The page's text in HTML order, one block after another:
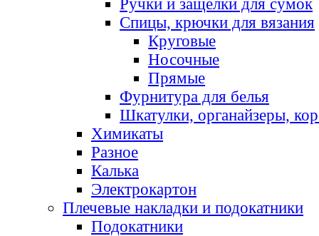
Ручки и защелки для сумок
Спицы, крючки для вязания
Круговые
Носочные
Прямые
Фурнитура для белья
Шкатулки, органайзеры,
Химикаты
Разное
Калька
Электрокартон
Плечевые накладки и подокатники
Подокатники